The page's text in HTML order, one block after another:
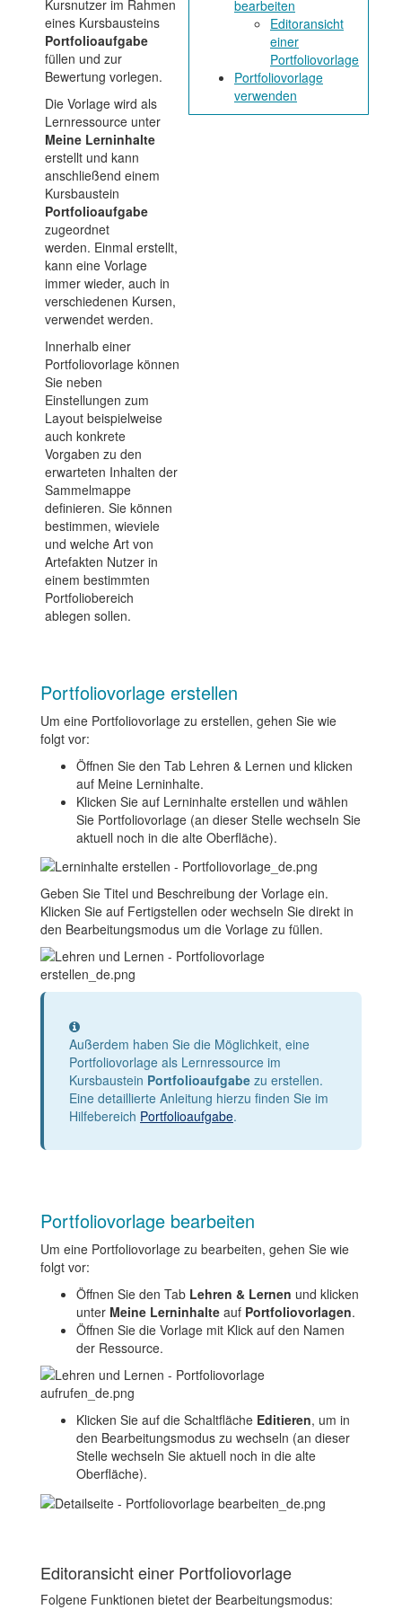
Kursnutzer im Rahmen
eines Kursbausteins
Portfolioaufgabe
füllen und zur
Bewertung vorlegen.
Die Vorlage wird als
Lernressource unter
Meine Lerninhalte
erstellt und kann
anschließend einem
Kursbaustein
Portfolioaufgabe
zugeordnet
werden. Einmal erstellt,
kann eine Vorlage
immer wieder, auch in
verschiedenen Kursen,
verwendet werden.
Innerhalb einer
Portfoliovorlage können
Sie neben
Einstellungen zum
Layout beispielweise
auch konkrete
Vorgaben zu den
erwarteten Inhalten der
Sammelmappe
definieren. Sie können
bestimmen, wieviele
und welche Art von
Artefakten Nutzer in
einem bestimmten
Portfoliobereich
ablegen sollen.
bearbeiten
Editoransicht
einer
Portfoliovorlage
Portfoliovorlage
verwenden
Portfoliovorlage erstellen
Um eine Portfoliovorlage zu erstellen, gehen Sie wie
folgt vor:
Öffnen Sie den Tab Lehren & Lernen und klicken
auf Meine Lerninhalte.
Klicken Sie auf Lerninhalte erstellen und wählen
Sie Portfoliovorlage (an dieser Stelle wechseln Sie
aktuell noch in die alte Oberfläche).
Geben Sie Titel und Beschreibung der Vorlage ein.
Klicken Sie auf Fertigstellen oder wechseln Sie direkt in
den Bearbeitungsmodus um die Vorlage zu füllen.
Information
Außerdem haben Sie die Möglichkeit, eine
Portfoliovorlage als Lernressource im
Kursbaustein Portfolioaufgabe zu erstellen.
Eine detaillierte Anleitung hierzu finden Sie im
Hilfebereich Portfolioaufgabe.
Portfoliovorlage bearbeiten
Um eine Portfoliovorlage zu bearbeiten, gehen Sie wie
folgt vor:
Öffnen Sie den Tab Lehren & Lernen und klicken
unter Meine Lerninhalte auf Portfoliovorlagen.
Öffnen Sie die Vorlage mit Klick auf den Namen
der Ressource.
Klicken Sie auf die Schaltfläche Editieren, um in
den Bearbeitungsmodus zu wechseln (an dieser
Stelle wechseln Sie aktuell noch in die alte
Oberfläche).
Editoransicht einer Portfoliovorlage
Folgene Funktionen bietet der Bearbeitungsmodus: